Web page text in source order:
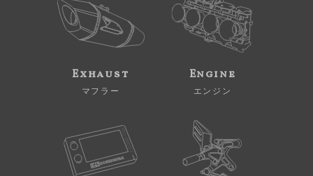
Exhaust
マフラー
Engine
エンジン